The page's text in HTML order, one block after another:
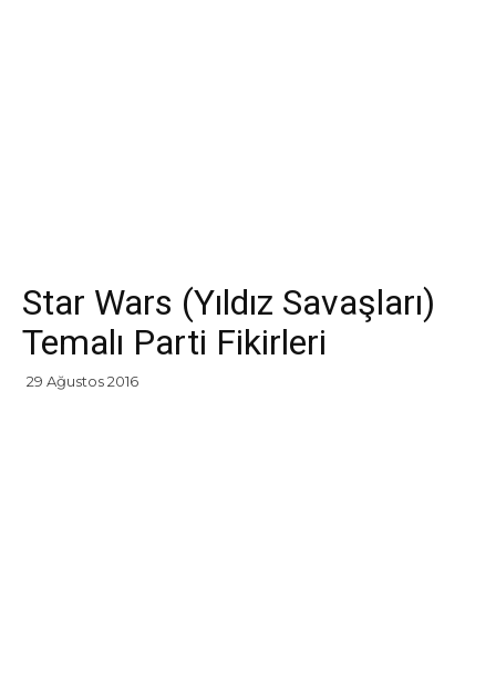
Star Wars (Yıldız Savaşları)
Temalı Parti Fikirleri
29 Ağustos 2016